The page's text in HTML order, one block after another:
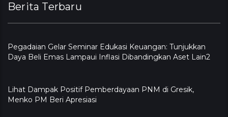
Berita Terbaru
Pegadaian Gelar Seminar Edukasi Keuangan: Tunjukkan
Daya Beli Emas Lampaui Inflasi Dibandingkan Aset Lain2
Lihat Dampak Positif Pemberdayaan PNM di Gresik,
Menko PM Beri Apresiasi